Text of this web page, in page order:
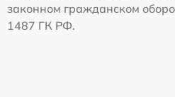
законном гражданском
1487 ГК РФ.